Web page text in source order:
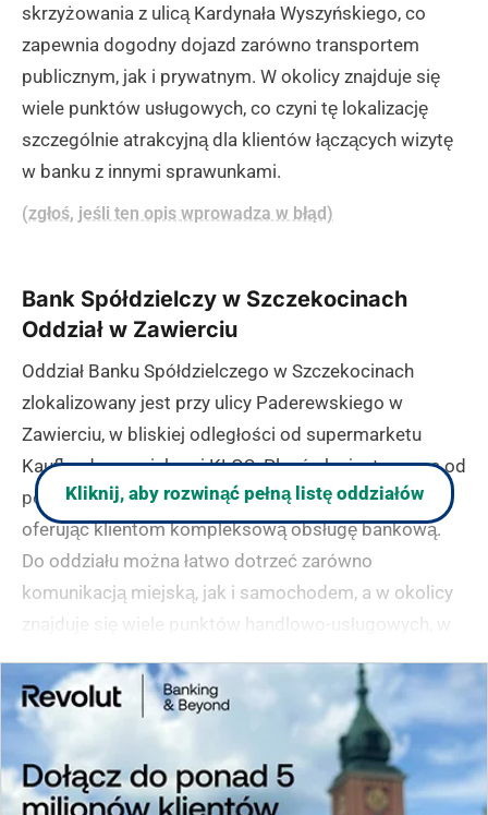
skrzyżowania z ulicą Kardynała Wyszyńskiego, co
zapewnia dogodny dojazd zarówno transportem
publicznym, jak i prywatnym. W okolicy znajduje się
wiele punktów usługowych, co czyni tę lokalizację
szczególnie atrakcyjną dla klientów łączących wizytę
w banku z innymi sprawunkami.
(zgłoś, jeśli ten opis wprowadza w błąd)
Bank Spółdzielczy w Szczekocinach
Oddział w Zawierciu
Oddział Banku Spółdzielczego w Szczekocinach
zlokalizowany jest przy ulicy Paderewskiego w
Zawierciu, w bliskiej odległości od supermarketu
Kaufland oraz piekarni KŁOS. Placówka jest czynna od
poniedziałku do piątku w godzinach 8:00-15:45,
oferując klientom kompleksową obsługę bankową.
Do oddziału można łatwo dotrzeć zarówno
komunikacją miejską, jak i samochodem, a w okolicy
znajduje się wiele punktów handlowo-usługowych, w
(zgłoś, jeśli ten opis wprowadza w błąd)
Kliknij, aby rozwinąć pełną listę oddziałów